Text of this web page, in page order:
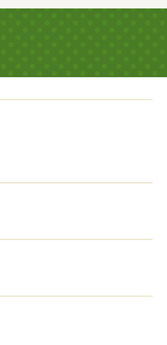
ローリング／室
チン／温水洗
ンロ／宅配ボッ
／二人入居相談
金不要／クロ
上利用可／駅
／初期費用カ
ッピングセン
ー）まで４１